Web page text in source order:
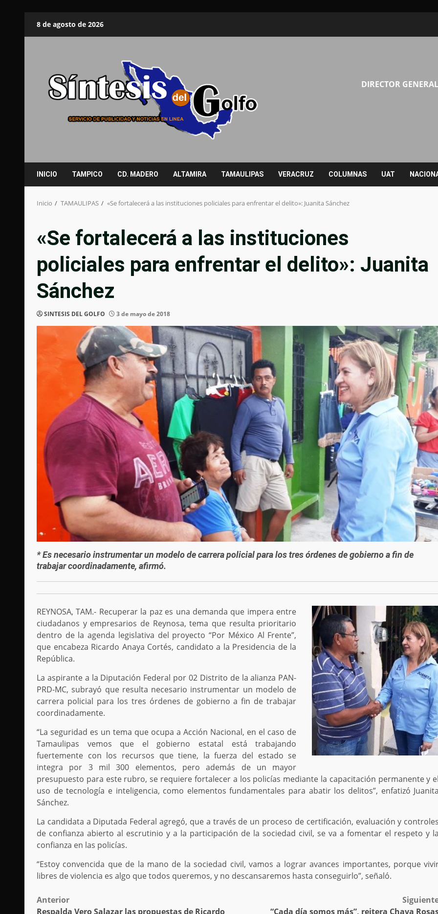
8 de agosto de 2026
DIRECTOR
INICIO TAMPICO CD. MADERO ALTAMIRA TAMAULIPAS VERACRUZ COLUMNAS UAT
Inicio TAMAULIPAS «Se fortalecerá a las instituciones policiales para enfrentar el delito»: Juanita Sánchez
«Se fortalecerá a las instituciones
policiales para enfrentar el delito»: Juanita
Sánchez
SINTESIS DEL GOLFO 3 de mayo de 2018
* Es necesario instrumentar un modelo de carrera policial para los tres órdenes de gobierno a fin de
trabajar coordinadamente, afirmó.
REYNOSA, TAM.- Recuperar la paz es una demanda que impera entre
ciudadanos y empresarios de Reynosa, tema que resulta prioritario
dentro de la agenda legislativa del proyecto “Por México Al Frente”,
que encabeza Ricardo Anaya Cortés, candidato a la Presidencia de la
República.
La aspirante a la Diputación Federal por 02 Distrito de la alianza PAN-
PRD-MC, subrayó que resulta necesario instrumentar un modelo de
carrera policial para los tres órdenes de gobierno a fin de trabajar
coordinadamente.
“La seguridad es un tema que ocupa a Acción Nacional, en el caso de
Tamaulipas vemos que el gobierno estatal está trabajando
fuertemente con los recursos que tiene, la fuerza del estado se
integra por 3 mil 300 elementos, pero además de un mayor
presupuesto para este rubro, se requiere fortalecer a los policías mediante la capacitación permanente y
uso de tecnología e inteligencia, como elementos fundamentales para abatir los delitos”, enfatizó
Sánchez.
La candidata a Diputada Federal agregó, que a través de un proceso de certificación, evaluación y
de confianza abierto al escrutinio y a la participación de la sociedad civil, se va a fomentar el respeto y
confianza en las policías.
“Estoy convencida que de la mano de la sociedad civil, vamos a lograr avances importantes, porque
libres de violencia es algo que todos queremos, y no descansaremos hasta conseguirlo”, señaló.
Post
Anterior
Respalda Vero Salazar las propuestas de Ricardo
“Cada día somos más”, reitera Chava